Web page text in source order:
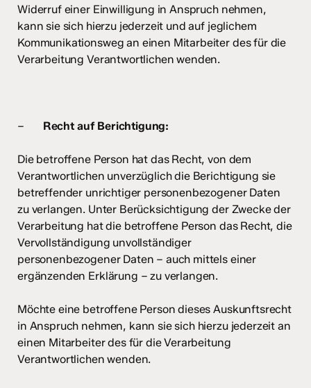
Widerruf einer Einwilligung in Anspruch nehmen,
kann sie sich hierzu jederzeit und auf jeglichem
Kommunikationsweg an einen Mitarbeiter des für die
Verarbeitung Verantwortlichen wenden.
– Recht auf Berichtigung:
Die betroffene Person hat das Recht, von dem
Verantwortlichen unverzüglich die Berichtigung sie
betreffender unrichtiger personenbezogener Daten
zu verlangen. Unter Berücksichtigung der Zwecke der
Verarbeitung hat die betroffene Person das Recht, die
Vervollständigung unvollständiger
personenbezogener Daten – auch mittels einer
ergänzenden Erklärung – zu verlangen.
Möchte eine betroffene Person dieses Auskunftsrecht
in Anspruch nehmen, kann sie sich hierzu jederzeit an
einen Mitarbeiter des für die Verarbeitung
Verantwortlichen wenden.